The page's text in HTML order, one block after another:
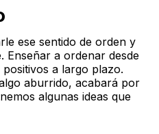
ese sentido de orden y
Enseñar a ordenar desde
a largo plazo.
aburrido, acabará por
algunas ideas que